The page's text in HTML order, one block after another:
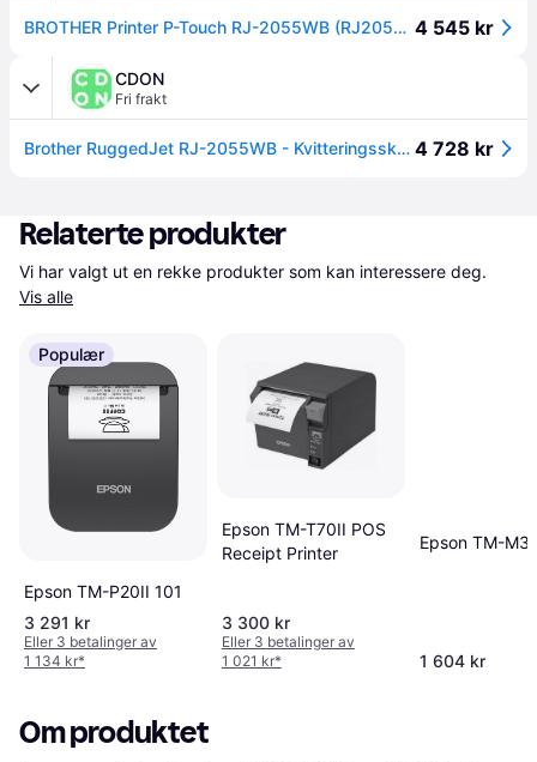
BROTHER Printer P-Touch RJ-2055WB (RJ2055WBXX1) 4 545 kr
CDON
Fri frakt
Brother RuggedJet RJ-2055WB - Kvitteringsskriver - direktetermisk - Rull (5,7 cm) - 203 dpi - inntil 101.6 mm/sek - USB 2.0, Wi-Fi(n), NFC, Bluetoo... 4 728 kr
Relaterte produkter
Vis alle
Populær
Epson TM-P20II 101
3 291 kr
Eller 3 betalinger av
1 134 kr*
Epson TM-T70II POS
Receipt Printer
3 300 kr
Eller 3 betalinger av
1 021 kr*
Epson TM-
1 604 kr
Om produktet